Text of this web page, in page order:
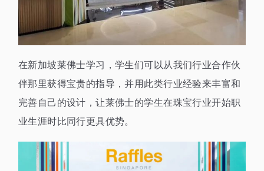
在新加坡莱佛士学习，学生们可以从我们行业合作伙
伴那里获得宝贵的指导，并用此类行业经验来丰富和
完善自己的设计，让莱佛士的学生在珠宝行业开始职
业生涯时比同行更具优势。